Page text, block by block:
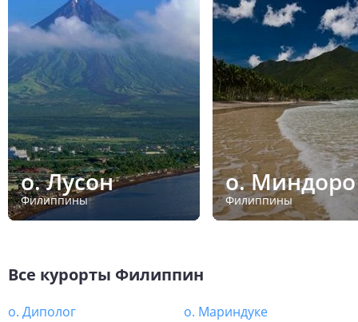
о. Лусон
Филиппины
о. Миндоро
Филиппины
Все курорты Филиппин
о. Диполог
о. Мариндуке